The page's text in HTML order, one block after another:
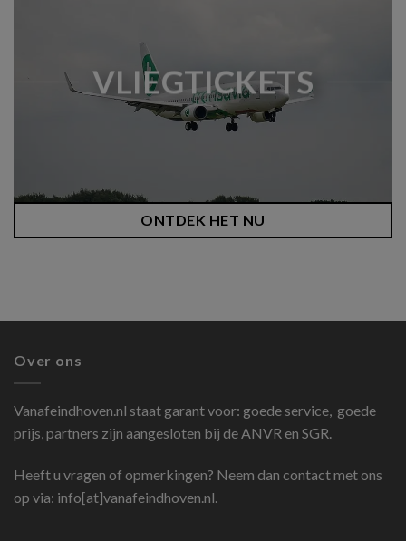
VLIEGTICKETS
ONTDEK HET NU
Over ons
Vanafeindhoven.nl staat garant voor: goede service, goede
prijs, partners zijn aangesloten bij de ANVR en SGR.
Heeft u vragen of opmerkingen? Neem dan contact met ons
op via: info[at]vanafeindhoven.nl.